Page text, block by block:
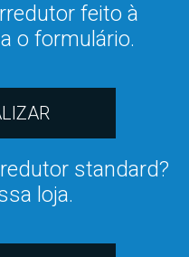
feito à
o formulário.
standard?
loja.